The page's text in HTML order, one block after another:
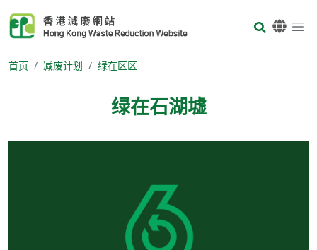
Body
首页 减废计划 绿在区区
绿在石湖墟